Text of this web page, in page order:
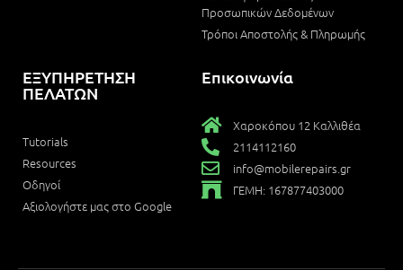
Προσωπικών Δεδομένων
Τρόποι Αποστολής & Πληρωμής
ΕΞΥΠΗΡΕΤΗΣΗ
ΠΕΛΑΤΩΝ
Tutorials
Resources
Οδηγοί
Αξιολογήστε μας στο Google
Επικοινωνία
Χαροκόπου 12 Καλλιθέα
2114112160
info@mobilerepairs.gr
ΓΕΜΗ: 167877403000